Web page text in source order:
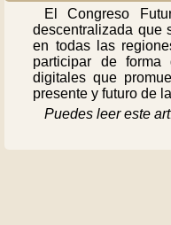
El Congreso
descentralizada que
en todas las
participar de forma
digitales que
presente y futuro de
Puedes leer este